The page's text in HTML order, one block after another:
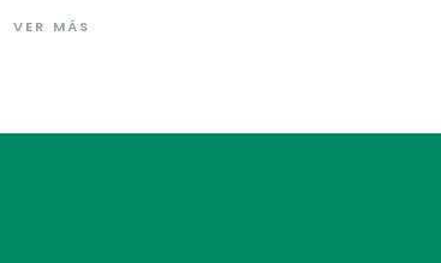
VER MÁS